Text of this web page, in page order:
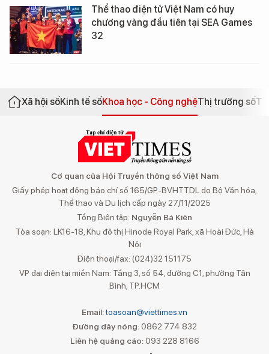
Thể thao điện tử Việt Nam có huy
chương vàng đầu tiên tại SEA Games
32
Xã hội sốKinh tế sốKhoa học - Công nghệThị trường số
Cơ quan của Hội Truyền thông số Việt Nam
Giấy phép hoạt động báo chí số 165/GP-BVHTTDL do Bộ Văn hóa,
Thể thao và Du lịch cấp ngày 27/11/2025
Tổng Biên tập: Nguyễn Bá Kiên
Tòa soạn: LK16-18, Khu đô thị Hinode Royal Park, xã Hoài Đức, Hà
Nội
Điện thoại/fax: (024)32 151175
VP đại diện tại miền Nam: Tầng 3, số 54, đường C1, phường Tân
Bình, TP.HCM
Email:toasoan@viettimes.vn
Đường dây nóng: 0862 774 832
Liên hệ quảng cáo:093 228 8166